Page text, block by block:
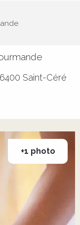
Saint-Céré
+1 photo